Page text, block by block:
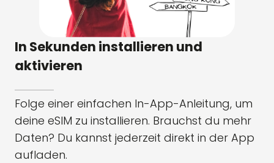
In Sekunden installieren und
aktivieren
Folge einer einfachen In-App-Anleitung, um
deine eSIM zu installieren. Brauchst du mehr
Daten? Du kannst jederzeit direkt in der App
aufladen.